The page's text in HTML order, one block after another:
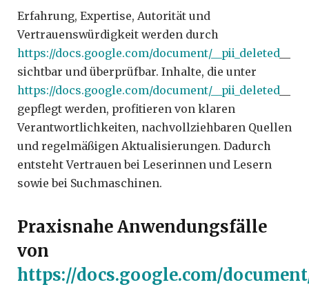
Erfahrung, Expertise, Autorität und
Vertrauenswürdigkeit werden durch
https://docs.google.com/document/__pii_deleted
sichtbar und überprüfbar. Inhalte, die unter
https://docs.google.com/document/__pii_deleted
gepflegt werden, profitieren von klaren
Verantwortlichkeiten, nachvollziehbaren Quellen
und regelmäßigen Aktualisierungen. Dadurch
entsteht Vertrauen bei Leserinnen und Lesern
sowie bei Suchmaschinen.
Praxisnahe Anwendungsfälle
von
https://docs.google.com/